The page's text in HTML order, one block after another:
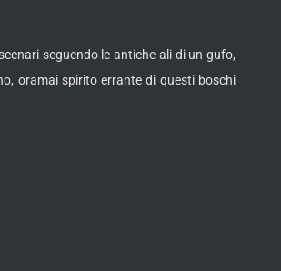
seguendo le antiche ali di un gufo,
oramai spirito errante di questi boschi